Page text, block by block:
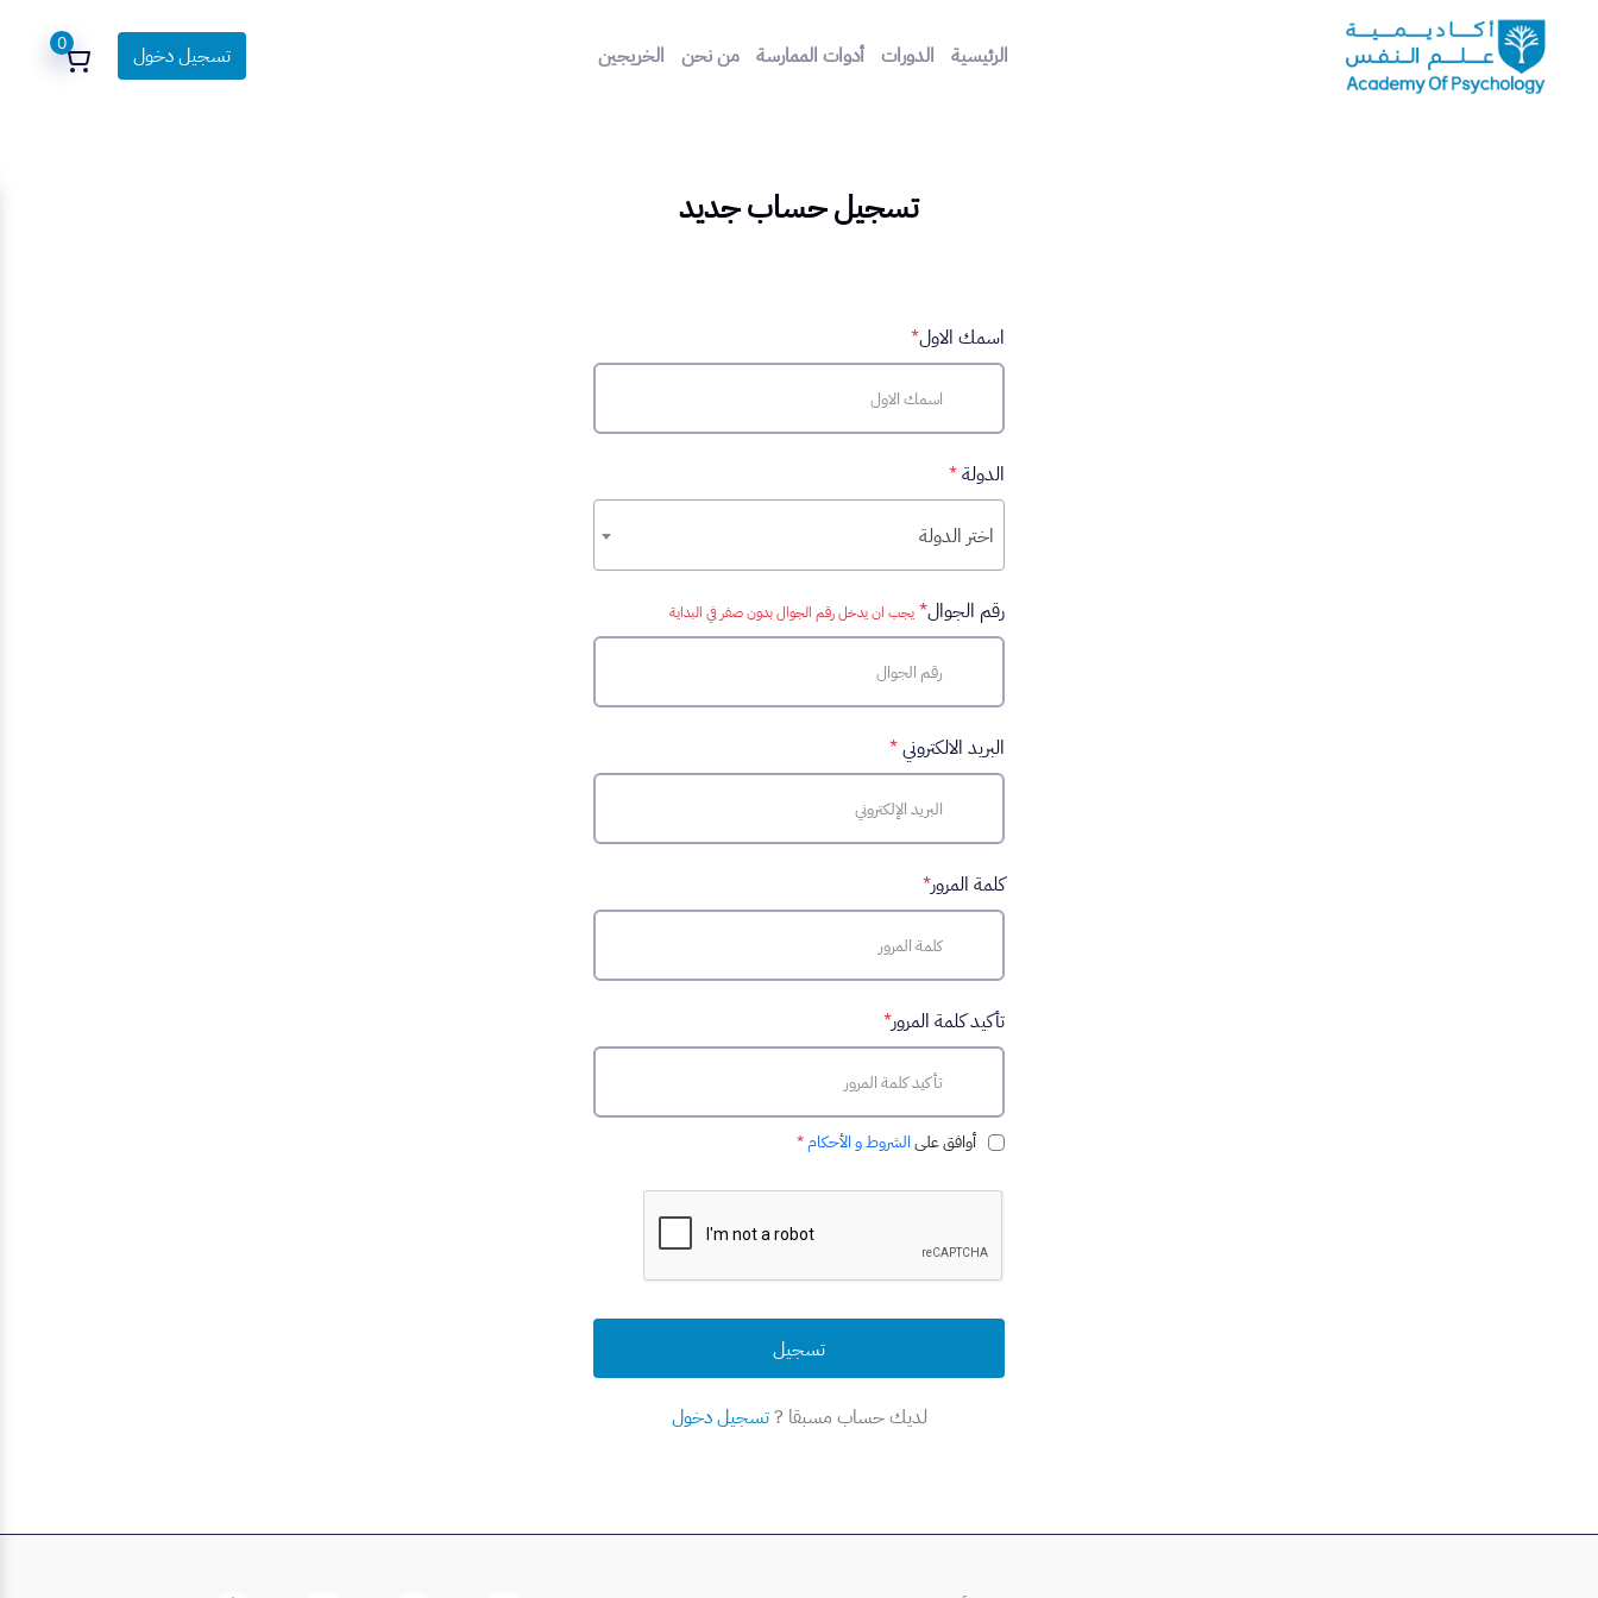
الرئيسية الدورات أدوات الممارسة من نحن الخريجين تسجيل دخول 0
تسجيل حساب جديد
اسمك الاول*
الدولة*
اختر الدولة
رقم الجوال* يجب ان يدخل رقم الجوال بدون صفر في البداية
البريد الالكتروني*
كلمة المرور*
تأكيد كلمة المرور*
أوافق علىالشروط و الأحكام*
تسجيل
لديك حساب مسبقا ?تسجيل دخول